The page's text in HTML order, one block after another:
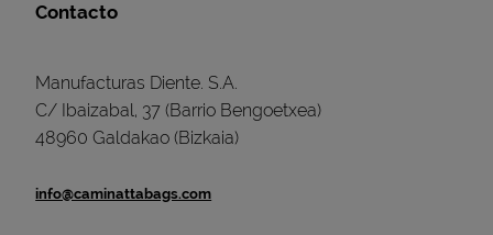
Contacto
Manufacturas Diente. S.A.
C/ Ibaizabal, 37 (Barrio Bengoetxea)
48960 Galdakao (Bizkaia)
info@caminattabags.com